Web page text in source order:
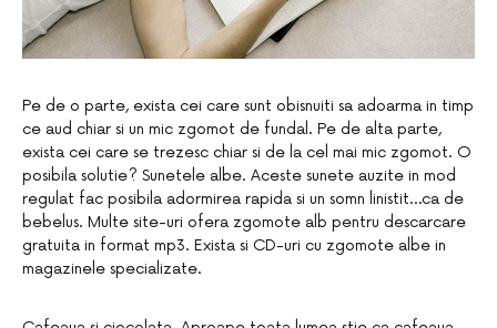
Pe de o parte, exista cei care sunt obisnuiti sa adoarma in timp
ce aud chiar si un mic zgomot de fundal. Pe de alta parte,
exista cei care se trezesc chiar si de la cel mai mic zgomot. O
posibila solutie? Sunetele albe. Aceste sunete auzite in mod
regulat fac posibila adormirea rapida si un somn linistit…ca de
bebelus. Multe site-uri ofera zgomote alb pentru descarcare
gratuita in format mp3. Exista si CD-uri cu zgomote albe in
magazinele specializate.